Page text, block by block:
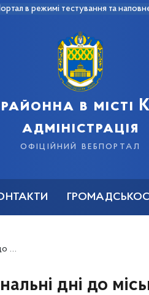
в режимі тестування та
районна в місті
адміністрація
офіційний вебпортал
дні до